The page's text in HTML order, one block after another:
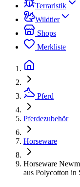
Terraristik
Wildtier
Shops
Merkliste
Pferd
Pferdezubehör
Horseware
Horseware
aus Polycotton in